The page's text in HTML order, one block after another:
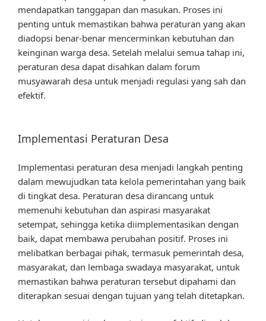
mendapatkan tanggapan dan masukan. Proses ini
penting untuk memastikan bahwa peraturan yang akan
diadopsi benar-benar mencerminkan kebutuhan dan
keinginan warga desa. Setelah melalui semua tahap ini,
peraturan desa dapat disahkan dalam forum
musyawarah desa untuk menjadi regulasi yang sah dan
efektif.
Implementasi Peraturan Desa
Implementasi peraturan desa menjadi langkah penting
dalam mewujudkan tata kelola pemerintahan yang baik
di tingkat desa. Peraturan desa dirancang untuk
memenuhi kebutuhan dan aspirasi masyarakat
setempat, sehingga ketika diimplementasikan dengan
baik, dapat membawa perubahan positif. Proses ini
melibatkan berbagai pihak, termasuk pemerintah desa,
masyarakat, dan lembaga swadaya masyarakat, untuk
memastikan bahwa peraturan tersebut dipahami dan
diterapkan sesuai dengan tujuan yang telah ditetapkan.